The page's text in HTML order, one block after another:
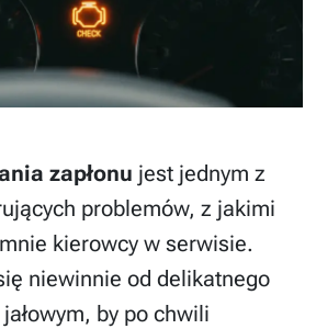
zapłonu jest jednym z
problemów, z jakimi
kierowcy w serwisie.
niewinnie od delikatnego
by po chwili